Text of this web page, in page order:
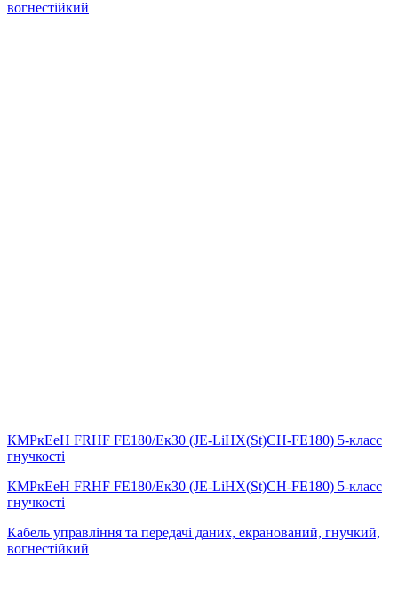
вогнестійкий
КМРкЕеН FRHF FE180/Eк30 (JE-LiHX(St)СH-FE180) 5-класс
гнучкості
КМРкЕеН FRHF FE180/Eк30 (JE-LiHX(St)СH-FE180) 5-класс
гнучкості
Кабель управління та передачі даних, екранований, гнучкий,
вогнестійкий